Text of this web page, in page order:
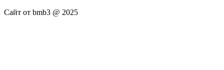
Сайт от bmb3 @ 2025